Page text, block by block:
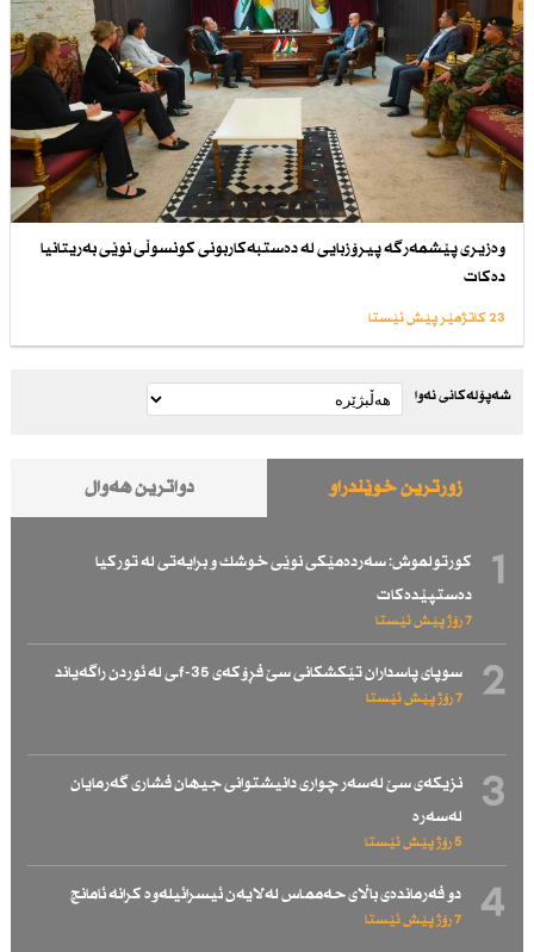
وەزیری پێشمەرگە پیرۆزبایی لە دەستبەكاربونی كونسوڵی نوێی بەریتانیا
دەكات
23 کاتژمێر پێش ئێستا
شەپۆلەکانی نەوا
زۆرترین خوێندراو دواترین هەواڵ
1
كورتولموش: سەردەمێكی نوێی خوشك و برایەتی لە توركیا
دەستپێدەكات
7 رۆژ پێش ئێستا
2 سوپای پاسداران تێكشكانی سێ فڕۆكەی f-35ـی لە ئوردن راگەیاند
7 رۆژ پێش ئێستا
3
نزیكەی سێ لەسەر چواری دانیشتوانی جیهان فشاری گەرمایان
لەسەرە
5 رۆژ پێش ئێستا
4 دو فەرماندەی باڵای حەممـاس لەلایەن ئیسرائیلەوە كرانە ئامانج
7 رۆژ پێش ئێستا